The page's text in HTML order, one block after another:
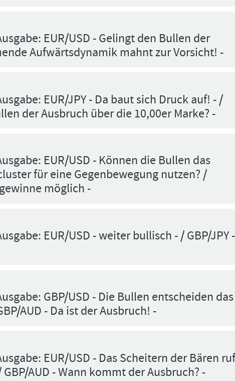
EUR/USD - Gelingt den Bullen der
Aufwärtsdynamik mahnt zur Vorsicht! -
EUR/JPY - Da baut sich Druck auf! - /
der Ausbruch über die 10,00er Marke? -
EUR/USD - Können die Bullen das
für eine Gegenbewegung nutzen? /
möglich -
EUR/USD - weiter bullisch - / GBP/JPY -
GBP/USD - Die Bullen entscheiden das
AUD - Da ist der Ausbruch! -
EUR/USD - Das Scheitern der Bären
AUD - Wann kommt der Ausbruch? -